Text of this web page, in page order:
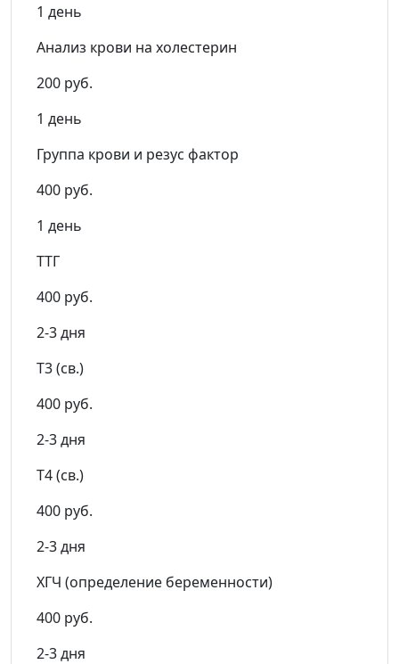
1 день
Анализ крови на холестерин
200 руб.
1 день
Группа крови и резус фактор
400 руб.
1 день
ТТГ
400 руб.
2-3 дня
Т3 (св.)
400 руб.
2-3 дня
Т4 (св.)
400 руб.
2-3 дня
ХГЧ (определение беременности)
400 руб.
2-3 дня